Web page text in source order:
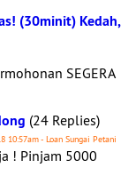
(30minit) Kedah,
SEGERA
(24 Replies)
10:57am - Loan Sungai Petani
! Pinjam 5000